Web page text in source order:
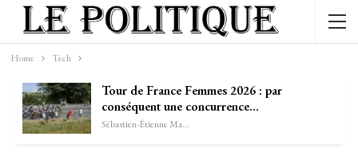
Home Tech
Tour de France Femmes 2026 : par
conséquent une concurrence…
Sébastien-Étienne Marechal